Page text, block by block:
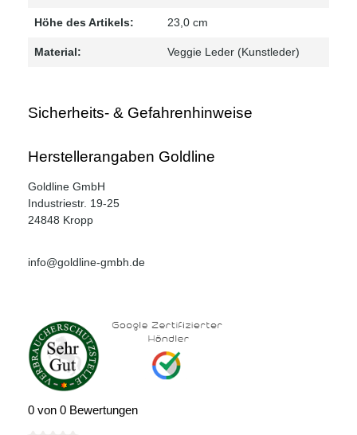
Höhe des Artikels: 23,0 cm
Material: Veggie Leder (Kunstleder)
Sicherheits- & Gefahrenhinweise
Herstellerangaben Goldline
Goldline GmbH
Industriestr. 19-25
24848 Kropp
info@goldline-gmbh.de
0 von 0 Bewertungen